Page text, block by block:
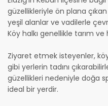
güzellikleriyle ön plana
yeşil alanlar ve vadilerle
Köy halkı genellikle tarım ve
Ziyaret etmek isteyenler,
gibi yerlerin tadını
güzellikleri nedeniyle doğa
ideal bir yerdir.